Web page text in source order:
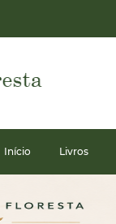
Início Livros